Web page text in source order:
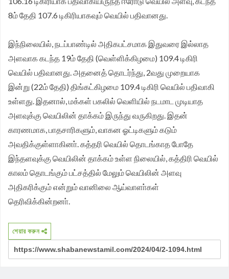
8ம் தேதி 107.6 டிகிரியாகவும் வெயில் பதிவானது.
இந்நிலையில், நடப்பாண்டில் அதிகபட்சமாக இதுவரை இல்லாத
அளவாக கடந்த 19ம் தேதி (வெள்ளிக்கிழமை) 109.4 டிகிரி
வெயில் பதிவானது. அதனைத் தொடர்ந்து, 2வது முறையாக
இன்று (22ம் தேதி) திங்கட்கிழமை 109.4 டிகிரி வெயில் பதிவாகி
உள்ளது. இதனால், மக்கள் பகலில் வெளியில் நடமாட முடியாத
அளவுக்கு வெயிலின் தாக்கம் இருந்து வருகிறது. இதன்
காரணமாக, பாதசாரிகளும், வாகன ஓட்டிகளும் கடும்
அவதிக்குள்ளாகினா். கத்தரி வெயில் தொடங்காத போதே
இந்தளவுக்கு வெயிலின் தாக்கம் உள்ள நிலையில், கத்திரி வெயில்
காலம் தொடங்கும் பட்சத்தில் மேலும் வெயிலின் அளவு
அதிகரிக்கும் என்றும் வானிலை ஆய்வாளா்கள்
தெரிவிக்கின்றனா்.
শেয়ার করুন